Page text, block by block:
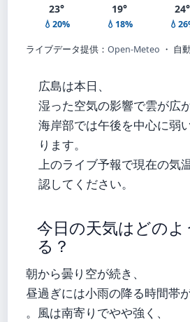
23°
💧20%
19°
💧18%
24°
ライブデータ提供： Open-Meteo ・ 自
広島は本日、
湿った空気の影響で雲が広
海岸部では午後を中心に弱
ります。
上のライブ予報で現在の気
認してください。
今日の天気はどのよ
る？
朝から曇り空が続き、
昼過ぎには小雨の降る時間帯
。風は南寄りでやや強く、